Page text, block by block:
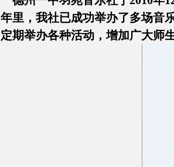
年里，我社已成功举办了多场音
定期举办各种活动，增加广大师